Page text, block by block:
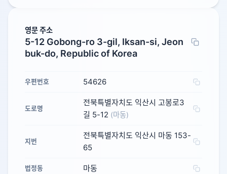
영문 주소
5-12 Gobong-ro 3-gil, Iksan-si, Jeon
buk-do, Republic of Korea
우편번호 54626
도로명
전북특별자치도 익산시 고봉로3
길 5-12 (마동)
지번
전북특별자치도 익산시 마동 153-
65
법정동 마동